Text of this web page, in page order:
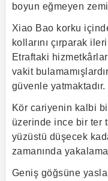
boyun eğmeyen
Xiao Bao korku
kollarını çırparak
Etraftaki
vakit
güvenle yatmaktadır.
Kör cariyenin kalbi
üzerinde ince bir ter
yüzüstü düşecek
zamanında
Geniş göğsüne